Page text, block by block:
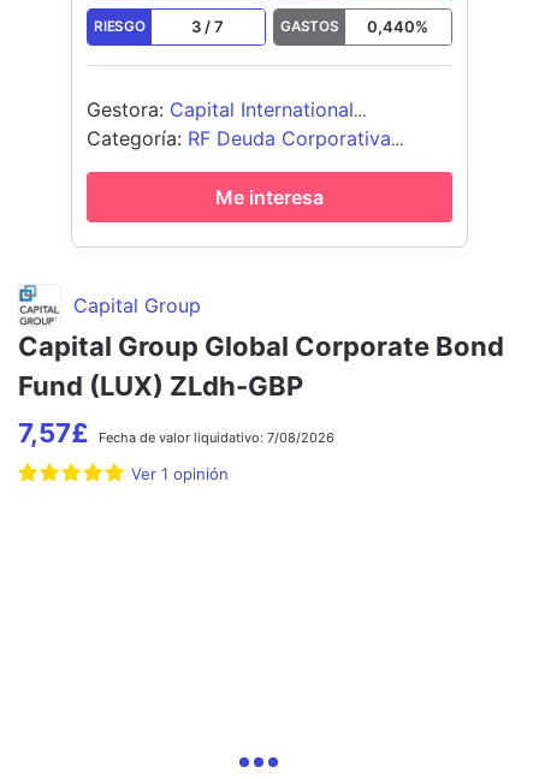
Capital Group
Capital Group Global Corporate Bond
Fund (LUX) ZLdh-GBP
7,57£ Fecha de valor liquidativo: 7/08/2026
Ver 1 opinión
RIESGO 3 /7 GASTOS 0,440%
Gestora: Capital International
Management Company Sàrl
Categoría: RF Deuda Corporativa
Global - USD Cubierto
Me interesa